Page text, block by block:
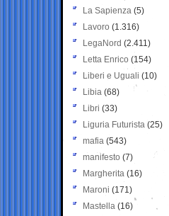
La Sapienza (5)
Lavoro (1.316)
LegaNord (2.411)
Letta Enrico (154)
Liberi e Uguali (10)
Libia (68)
Libri (33)
Liguria Futurista (25)
mafia (543)
manifesto (7)
Margherita (16)
Maroni (171)
Mastella (16)